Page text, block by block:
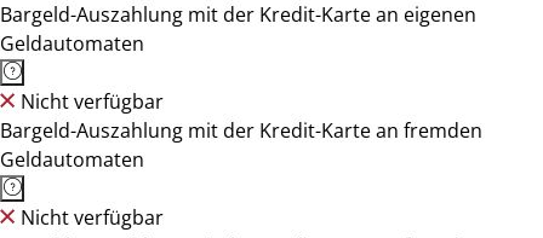
Bargeld-Auszahlung mit der Kredit-Karte an eigenen
Geldautomaten
Nicht verfügbar
Bargeld-Auszahlung mit der Kredit-Karte an fremden
Geldautomaten
Nicht verfügbar